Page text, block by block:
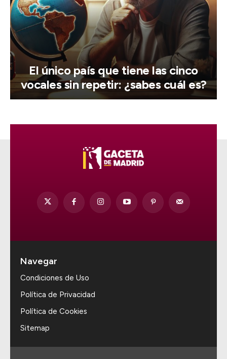
El único país que tiene las cinco
vocales sin repetir: ¿sabes cuál es?
Navegar
Condiciones de Uso
Política de Privacidad
Política de Cookies
Sitemap